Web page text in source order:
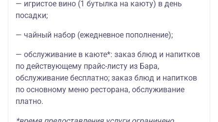
— игристое вино (1 бутылка на каюту) в день
посадки;
— чайный набор (ежедневное пополнение);
— обслуживание в каюте*: заказ блюд и напитков
по действующему прайс-листу из Бара,
обслуживание бесплатно; заказ блюд и напитков
по основному меню ресторана, обслуживание
платно.